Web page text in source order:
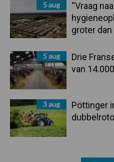
5 aug
“Vraag
groter dan
5 aug
Drie
van
3 aug
Pöttinger